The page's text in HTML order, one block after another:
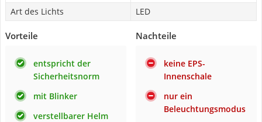
Art des Lichts
LED
Vorteile
entspricht der
Sicherheitsnorm
mit Blinker
verstellbarer Helm
Nachteile
keine EPS-
Innenschale
nur ein
Beleuchtungsmodus